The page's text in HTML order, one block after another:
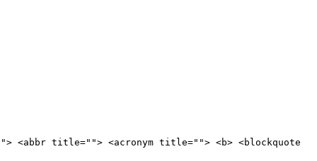
<abbr title=""> <acronym title=""> <b> <blockquote